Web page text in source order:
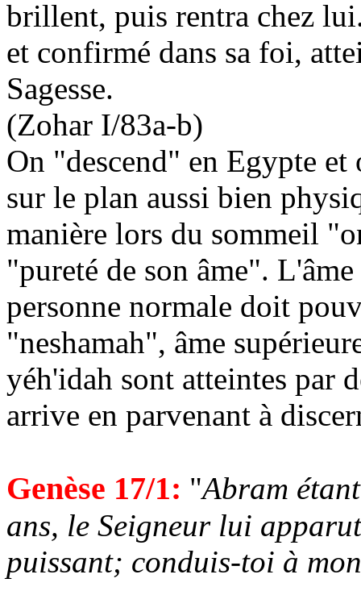
brillent, puis rentra chez
et confirmé dans sa foi,
Sagesse.
(Zohar I/83a-b)
On "descend" en Egypte
sur le plan aussi bien
manière lors du sommeil
"pureté de son âme".
personne normale doit
"neshamah", âme
yéh'idah sont atteintes par
arrive en parvenant à
Genèse 17/1: "Abram
ans, le Seigneur lui
puissant; conduis-toi à